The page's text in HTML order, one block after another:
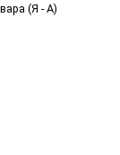
(Я - А)